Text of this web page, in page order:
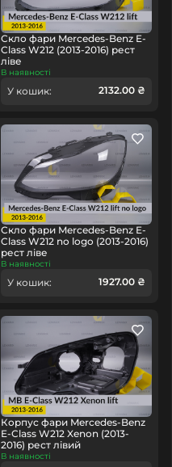
Скло фари Mercedes-Benz E-
Class W212 (2013-2016) рест
ліве
В наявності
У кошик: 2132.00 ₴
Скло фари Mercedes-Benz E-
Class W212 no logo (2013-2016)
рест ліве
В наявності
У кошик: 1927.00 ₴
Корпус фари Mercedes-Benz
E-Class W212 Xenon (2013-
2016) рест лівий
В наявності